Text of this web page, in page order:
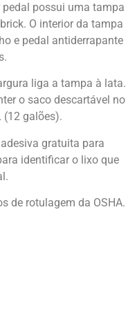
possui uma tampa
O interior da tampa
e pedal antiderrapante
liga a tampa à lata.
o saco descartável no
(12 galões).
gratuita para
identificar o lixo que
de rotulagem da OSHA.